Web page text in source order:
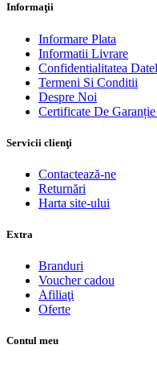
Informaţii
Informare Plata
Informatii Livrare
Confidentialitatea
Termeni Si Conditii
Despre Noi
Certificate De
Servicii clienţi
Contactează-ne
Returnări
Harta site-ului
Extra
Branduri
Voucher cadou
Afiliaţi
Oferte
Contul meu